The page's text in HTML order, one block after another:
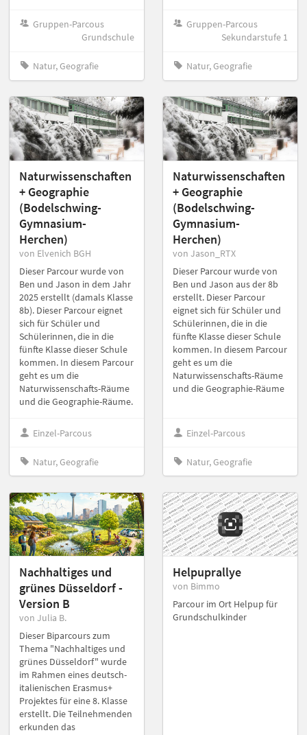
Gruppen-Parcous
Grundschule
Natur, Geografie
Gruppen-Parcous
Sekundarstufe 1
Natur, Geografie
Naturwissenschaften
+ Geographie
(Bodelschwing-
Gymnasium-
Herchen)
von Elvenich BGH
Dieser Parcour wurde von
Ben und Jason in dem Jahr
2025 erstellt (damals Klasse
8b). Dieser Parcour eignet
sich für Schüler und
Schülerinnen, die in die
fünfte Klasse dieser Schule
kommen. In diesem Parcour
geht es um die
Naturwissenschafts-Räume
und die Geographie-Räume.
Einzel-Parcous
Natur, Geografie
Naturwissenschaften
+ Geographie
(Bodelschwing-
Gymnasium-
Herchen)
von Jason_RTX
Dieser Parcour wurde von
Ben und Jason aus der 8b
erstellt. Dieser Parcour
eignet sich für Schüler und
Schülerinnen, die in die
fünfte Klasse dieser Schule
kommen. In diesem Parcour
geht es um die
Naturwissenschafts-Räume
und die Geographie-Räume
Einzel-Parcous
Natur, Geografie
Nachhaltiges und
grünes Düsseldorf -
Version B
von Julia B.
Dieser Biparcours zum
Thema "Nachhaltiges und
grünes Düsseldorf" wurde
im Rahmen eines deutsch-
italienischen Erasmus+
Projektes für eine 8. Klasse
erstellt. Die Teilnehmenden
erkunden das
Helpuprallye
von Bimmo
Parcour im Ort Helpup für
Grundschulkinder